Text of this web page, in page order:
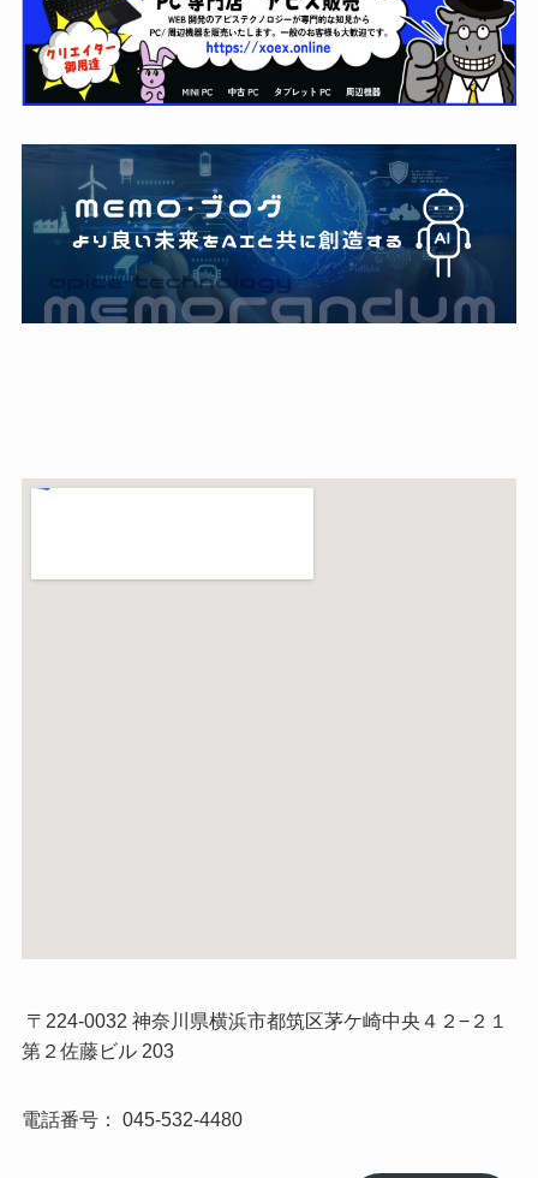
〒224-0032 神奈川県横浜市都筑区茅ケ崎中央４２−２１
第２佐藤ビル 203
電話番号： 045-532-4480